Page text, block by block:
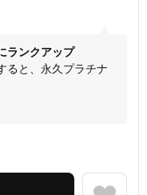
ランクアップ
ると、永久プラチナ